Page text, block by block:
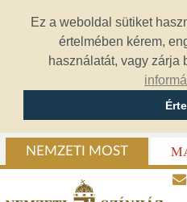
Ez a weboldal sütiket
értelmében kérem,
használatát, vagy zárja
NEMZETI MOST